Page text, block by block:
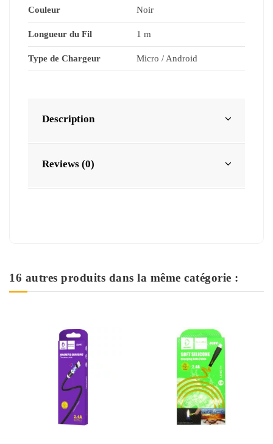
Couleur Noir
Longueur du Fil 1 m
Type de Chargeur Micro / Android
Description
Reviews (0)
16 autres produits dans la même catégorie :